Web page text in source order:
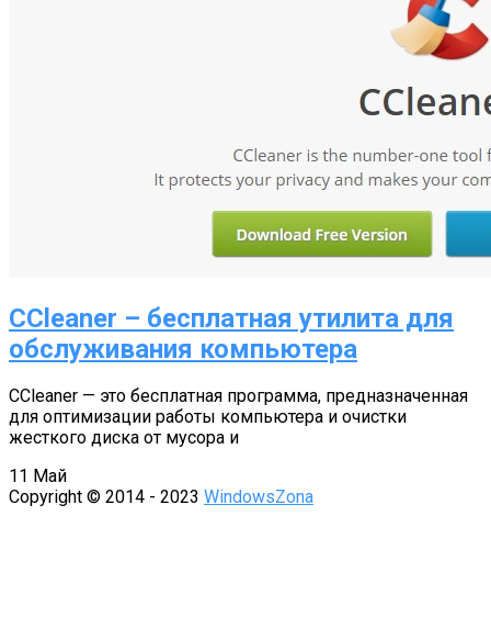
CCleaner – бесплатная утилита для
обслуживания компьютера
CCleaner — это бесплатная программа, предназначенная
для оптимизации работы компьютера и очистки
жесткого диска от мусора и
11 Май
Copyright © 2014 - 2023 WindowsZona